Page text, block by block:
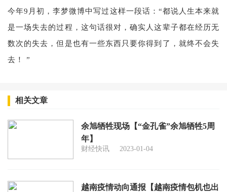
今年9月初，李梦微博中写过这样一段话：“都说人生本来就
是一场失去的过程，这句话很对，确实人这辈子都在经历无
数次的失去，但是也有一些东西只要你得到了，就终不会失
去！ ”
相关文章
余旭牺牲现场【“金孔雀”余旭牺牲5周
年】
财经快讯 2023-01-04
越南疫情动向通报【越南疫情包机也出